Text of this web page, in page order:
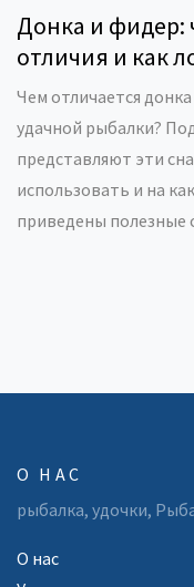
Донка и фидер:
отличия и как
Чем отличается
удачной рыбалки?
представляют эти
использовать и на
приведены
О НАС
рыбалка, удочки,
О нас